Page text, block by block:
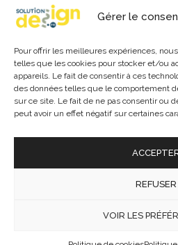
Gérer le
Pour offrir les meilleures expériences,
telles que les cookies pour stocker et/ou
appareils. Le fait de consentir à ces
des données telles que le comportement
sur ce site. Le fait de ne pas consentir ou
peut avoir un effet négatif sur certaines
REFUSER
VOIR LES
Mentions légales
Conditions Générales de Vente
Politique de confidentialité
Politique de cookies
X /